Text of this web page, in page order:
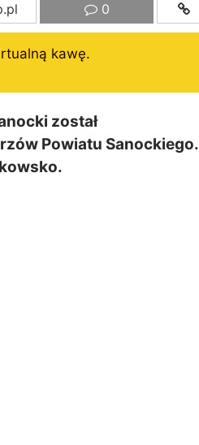
0
kawę.
został
Powiatu Sanockiego.